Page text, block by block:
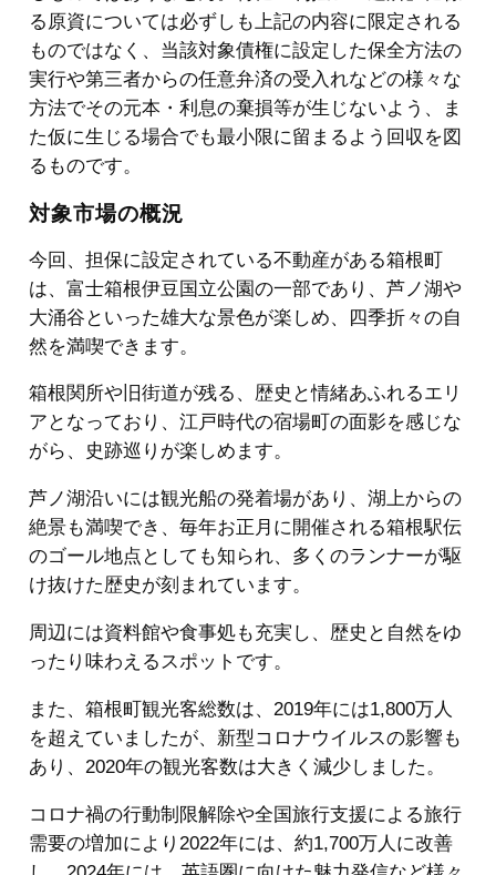
る原資については必ずしも上記の内容に限定される
ものではなく、当該対象債権に設定した保全方法の
実行や第三者からの任意弁済の受入れなどの様々な
方法でその元本・利息の棄損等が生じないよう、ま
た仮に生じる場合でも最小限に留まるよう回収を図
るものです。
対象市場の概況
今回、担保に設定されている不動産がある箱根町
は、富士箱根伊豆国立公園の一部であり、芦ノ湖や
大涌谷といった雄大な景色が楽しめ、四季折々の自
然を満喫できます。
箱根関所や旧街道が残る、歴史と情緒あふれるエリ
アとなっており、江戸時代の宿場町の面影を感じな
がら、史跡巡りが楽しめます。
芦ノ湖沿いには観光船の発着場があり、湖上からの
絶景も満喫でき、毎年お正月に開催される箱根駅伝
のゴール地点としても知られ、多くのランナーが駆
け抜けた歴史が刻まれています。
周辺には資料館や食事処も充実し、歴史と自然をゆ
ったり味わえるスポットです。
また、箱根町観光客総数は、2019年には1,800万人
を超えていましたが、新型コロナウイルスの影響も
あり、2020年の観光客数は大きく減少しました。
コロナ禍の行動制限解除や全国旅行支援による旅行
需要の増加により2022年には、約1,700万人に改善